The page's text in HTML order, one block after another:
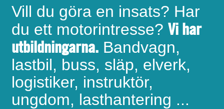
Vill du göra en insats? Har
du ett motorintresse? Vi har
utbildningarna. Bandvagn,
lastbil, buss, släp, elverk,
logistiker, instruktör,
ungdom, lasthantering ...